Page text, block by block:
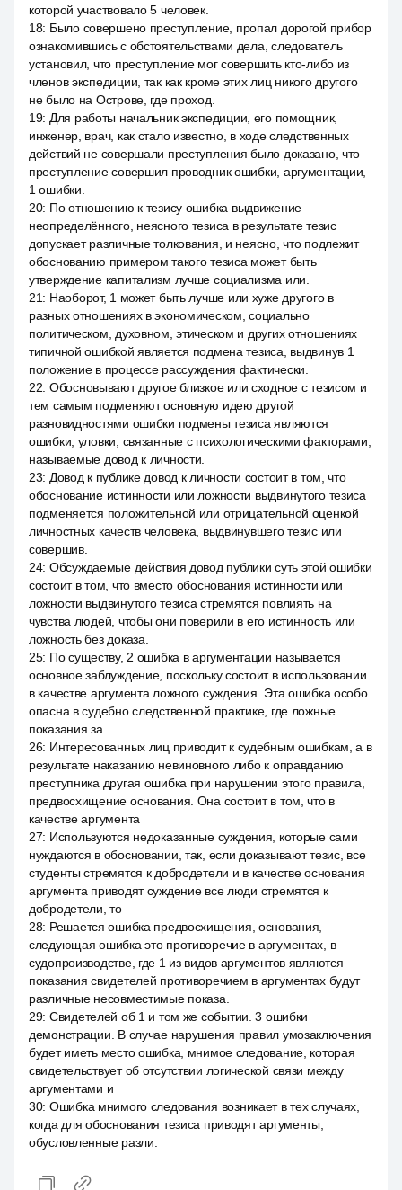
которой участвовало 5 человек.
18: Было совершено преступление, пропал дорогой прибор
ознакомившись с обстоятельствами дела, следователь
установил, что преступление мог совершить кто-либо из
членов экспедиции, так как кроме этих лиц никого другого
не было на Острове, где проход.
19: Для работы начальник экспедиции, его помощник,
инженер, врач, как стало известно, в ходе следственных
действий не совершали преступления было доказано, что
преступление совершил проводник ошибки, аргументации,
1 ошибки.
20: По отношению к тезису ошибка выдвижение
неопределённого, неясного тезиса в результате тезис
допускает различные толкования, и неясно, что подлежит
обоснованию примером такого тезиса может быть
утверждение капитализм лучше социализма или.
21: Наоборот, 1 может быть лучше или хуже другого в
разных отношениях в экономическом, социально
политическом, духовном, этическом и других отношениях
типичной ошибкой является подмена тезиса, выдвинув 1
положение в процессе рассуждения фактически.
22: Обосновывают другое близкое или сходное с тезисом и
тем самым подменяют основную идею другой
разновидностями ошибки подмены тезиса являются
ошибки, уловки, связанные с психологическими факторами,
называемые довод к личности.
23: Довод к публике довод к личности состоит в том, что
обоснование истинности или ложности выдвинутого тезиса
подменяется положительной или отрицательной оценкой
личностных качеств человека, выдвинувшего тезис или
совершив.
24: Обсуждаемые действия довод публики суть этой ошибки
состоит в том, что вместо обоснования истинности или
ложности выдвинутого тезиса стремятся повлиять на
чувства людей, чтобы они поверили в его истинность или
ложность без доказа.
25: По существу, 2 ошибка в аргументации называется
основное заблуждение, поскольку состоит в использовании
в качестве аргумента ложного суждения. Эта ошибка особо
опасна в судебно следственной практике, где ложные
показания за
26: Интересованных лиц приводит к судебным ошибкам, а в
результате наказанию невиновного либо к оправданию
преступника другая ошибка при нарушении этого правила,
предвосхищение основания. Она состоит в том, что в
качестве аргумента
27: Используются недоказанные суждения, которые сами
нуждаются в обосновании, так, если доказывают тезис, все
студенты стремятся к добродетели и в качестве основания
аргумента приводят суждение все люди стремятся к
добродетели, то
28: Решается ошибка предвосхищения, основания,
следующая ошибка это противоречие в аргументах, в
судопроизводстве, где 1 из видов аргументов являются
показания свидетелей противоречием в аргументах будут
различные несовместимые показа.
29: Свидетелей об 1 и том же событии. 3 ошибки
демонстрации. В случае нарушения правил умозаключения
будет иметь место ошибка, мнимое следование, которая
свидетельствует об отсутствии логической связи между
аргументами и
30: Ошибка мнимого следования возникает в тех случаях,
когда для обоснования тезиса приводят аргументы,
обусловленные разли.